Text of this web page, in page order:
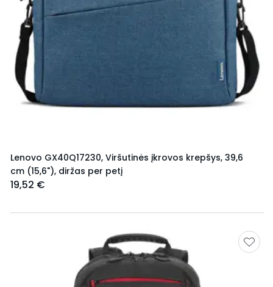
Lenovo GX40Q17230, Viršutinės įkrovos krepšys, 39,6
cm (15,6"), diržas per petį
19,52 €